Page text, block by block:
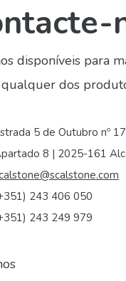
disponíveis para
dos
5 de Outubro nº
8 | 2025-161
243 406 050
243 249 979